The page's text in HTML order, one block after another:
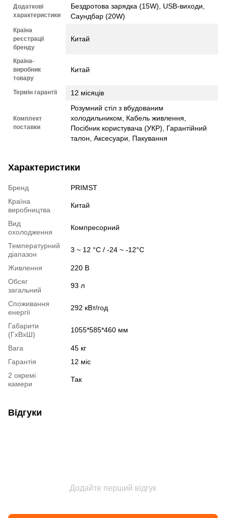
Додаткові
характеристики
Бездротова зарядка (15W), USB-виходи,
Саундбар (20W)
Країна
реєстрації
бренду
Китай
Країна-
виробник
товару
Китай
Термін гарантії 12 місяців
Комплект
поставки
Розумний стіл з вбудованим
холодильником, Кабель живлення,
Посібник користувача (УКР), Гарантійний
талон, Аксесуари, Пакування
Характеристики
Бренд
PRIMST
Країна
виробництва
Китай
Вид
охолодження
Компресорний
Температурний
діапазон
3 ~ 12 °C / -24 ~ -12°C
Живлення
220 В
Обсяг
загальний
93 л
Споживання
енергії
292 кВт/год
Габарити
(ГхВхШ)
1055*585*460 мм
Вага
45 кг
Гарантія
12 міс
2 окремі
камери
Так
Відгуки
Додайте перший відгук